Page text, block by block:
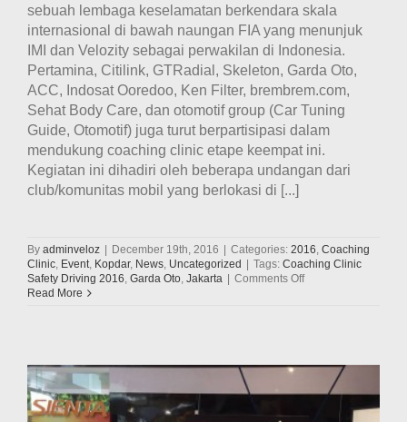
sebuah lembaga keselamatan berkendara skala
internasional di bawah naungan FIA yang menunjuk
IMI dan Velozity sebagai perwakilan di Indonesia.
Pertamina, Citilink, GTRadial, Skeleton, Garda Oto,
ACC, Indosat Ooredoo, Ken Filter, brembrem.com,
Sehat Body Care, dan otomotif group (Car Tuning
Guide, Otomotif) juga turut berpartisipasi dalam
mendukung coaching clinic etape keempat ini.
Kegiatan ini dihadiri oleh beberapa undangan dari
club/komunitas mobil yang berlokasi di [...]
By adminveloz December 19th, 2016 Categories: 2016, Coaching
Clinic, Event, Kopdar, News, Uncategorized Tags: Coaching Clinic
Safety Driving 2016, Garda Oto, Jakarta Comments Offon
Clinic
Safety
Driving
Read More